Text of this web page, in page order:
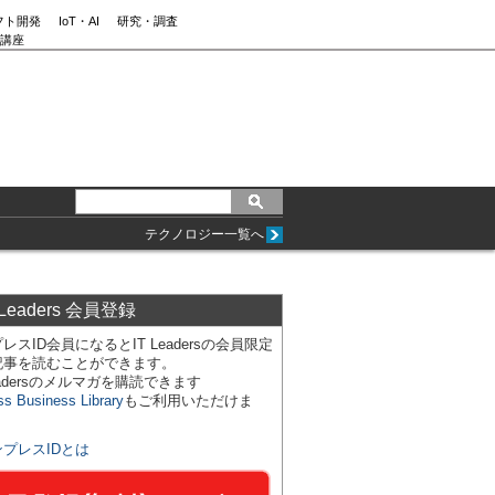
ト開発 IoT・AI
研究・調査
座
テクノロジー一覧へ
会員登録
スID会員になるとIT Leadersの会員限定
を読むことができます。
のメルマガを購読できます
Business Libraryもご利用いただけま
プレスIDとは